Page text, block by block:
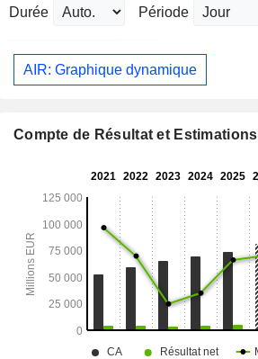
Durée Période
AIR: Graphique dynamique
Compte de Résultat et Estimations